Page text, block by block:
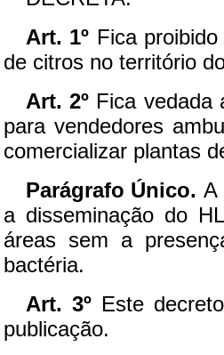
Art. 1º Fica
de citros no território
Art. 2º Fica vedada
para vendedores
comercializar plantas
Parágrafo Único.A
a disseminação do
áreas sem a
bactéria.
Art. 3º Este
publicação.